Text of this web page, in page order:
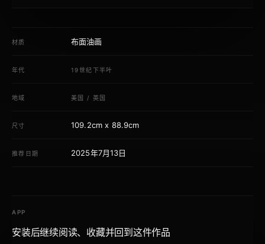
材质 布面油画
年代 19世纪下半叶
地域 美国 /英国
尺寸 109.2cm x 88.9cm
推荐日期 2025年7月13日
APP
安装后继续阅读、收藏并回到这件作品